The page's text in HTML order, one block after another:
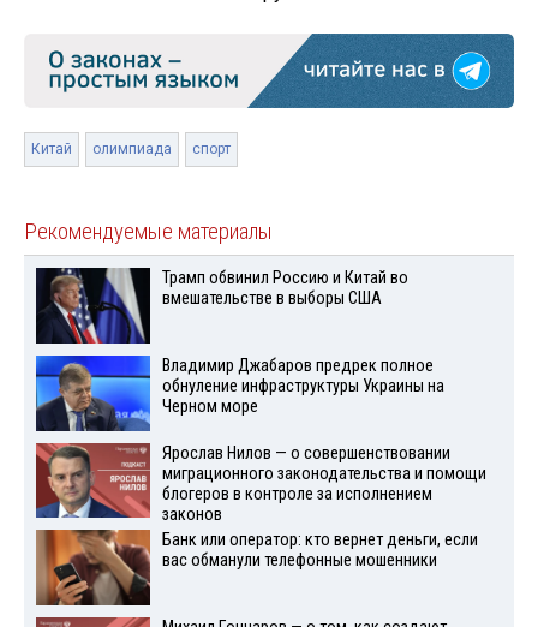
Китай олимпиада спорт
Рекомендуемые материалы
Трамп обвинил Россию и Китай во
вмешательстве в выборы США
Владимир Джабаров предрек полное
обнуление инфраструктуры Украины на
Черном море
Ярослав Нилов — о совершенствовании
миграционного законодательства и помощи
блогеров в контроле за исполнением
законов
Банк или оператор: кто вернет деньги, если
вас обманули телефонные мошенники